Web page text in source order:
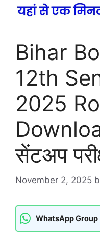
Bihar
12th
2025
सेंटअप
November 2, 2025
WhatsApp Group